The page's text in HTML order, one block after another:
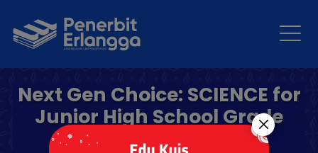
Next Gen Choice: SCIENCE for
Junior High School Grade
VII1A/KM REVISI PM